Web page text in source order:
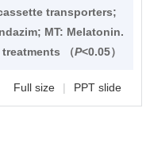
transporters;
MT: Melatonin.
（P<0.05）
Full size | PPT slide